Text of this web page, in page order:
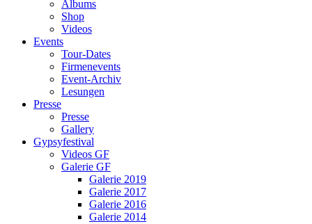
Albums
Shop
Videos
Events
Tour-Dates
Firmenevents
Event-Archiv
Lesungen
Presse
Presse
Gallery
Gypsyfestival
Videos GF
Galerie GF
Galerie 2019
Galerie 2017
Galerie 2016
Galerie 2014